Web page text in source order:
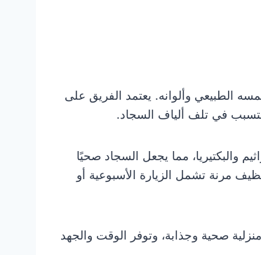
الطبيعي وألوانه. يعتمد الفريق على
في تلف ألياف السجاد.
والبكتيريا، مما يجعل السجاد صحيًا
مرنة تشمل الزيارة الأسبوعية أو
صحية وجذابة، وتوفر الوقت والجهد